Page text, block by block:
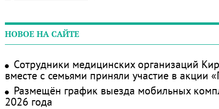
НОВОЕ НА САЙТЕ
Сотрудники медицинских организаций
вместе с семьями приняли участие в акции
Размещён график выезда мобильных
2026 года